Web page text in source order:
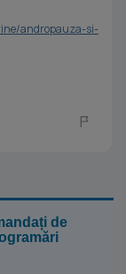
andropauza-si-
de